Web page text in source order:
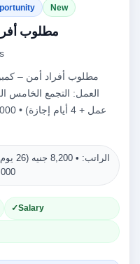
New
مطلوب
10,000 جنيه
Salary